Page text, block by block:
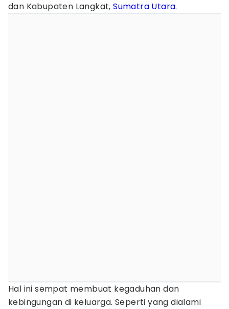
dan Kabupaten Langkat,Sumatra Utara.
Hal ini sempat membuat kegaduhan dan
kebingungan di keluarga. Seperti yang dialami